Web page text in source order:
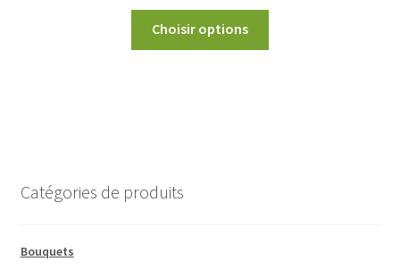
Choisir options
Catégories de produits
Bouquets